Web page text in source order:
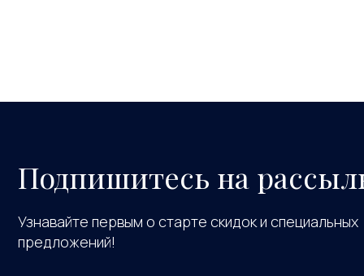
Подпишитесь на
Узнавайте первым о старте скидок и специальных
предложений!